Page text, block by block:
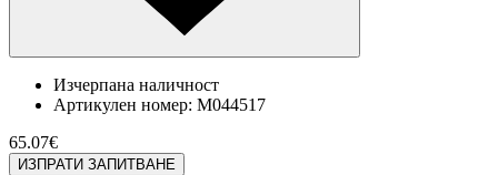
Изчерпана наличност
Артикулен номер: M044517
65.07€
ИЗПРАТИ ЗАПИТВАНЕ